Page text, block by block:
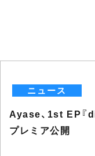
ニュース
Ayase、1st EP『
プレミア公開